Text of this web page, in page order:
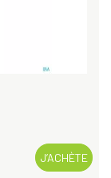
J’ACHÈTE